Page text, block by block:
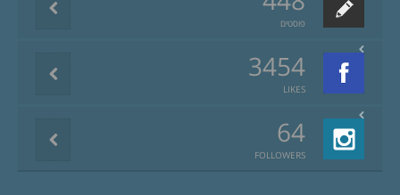
פוסטים
3454
LIKES
64
FOLLOWERS